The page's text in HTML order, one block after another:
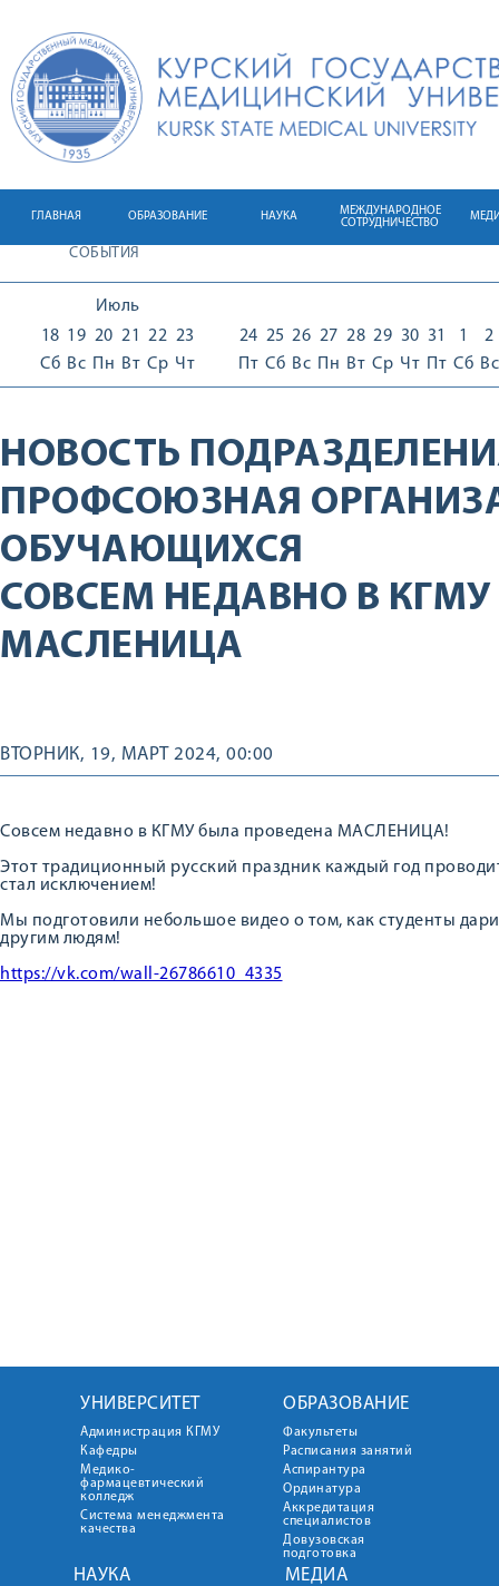
ГЛАВНАЯ ОБРАЗОВАНИЕ НАУКА
МЕЖДУНАРОДНОЕ
СОТРУДНИЧЕСТВО
СОБЫТИЯ
Июль
18
Сб
19
Вс
20
Пн
21
Вт
22
Ср
23
Чт
24
Пт
25
Сб
26
Вс
27
Пн
28
Вт
29
Ср
30
Чт
31
Пт
1
Сб
2
Вс
НОВОСТЬ
ПРОФСОЮЗНАЯ
ОБУЧАЮЩИХСЯ
СОВСЕМ НЕДАВНО В
МАСЛЕНИЦА
ВТОРНИК, 19, МАРТ 2024, 00:00
Совсем недавно в КГМУ была проведена МАСЛЕНИЦА!
Этот традиционный русский праздник каждый год
стал исключением!
Мы подготовили небольшое видео о том, как студенты
другим людям!
https://vk.com/wall-26786610_4335
УНИВЕРСИТЕТ
Администрация КГМУ
Кафедры
Медико-
фармацевтический
колледж
Система менеджмента
качества
ОБРАЗОВАНИЕ
Факультеты
Расписания занятий
Аспирантура
Ординатура
Аккредитация
специалистов
Довузовская
подготовка
НАУКА МЕДИА